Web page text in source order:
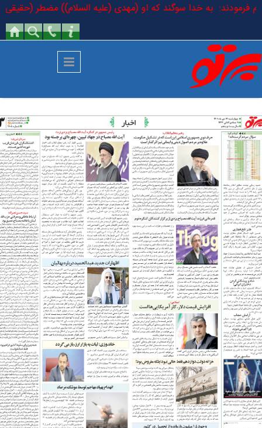
رفتن به محتوای اصلی
فرمودند: به خدا سوگند که او (مهدی (علیه السلام)) مضطر